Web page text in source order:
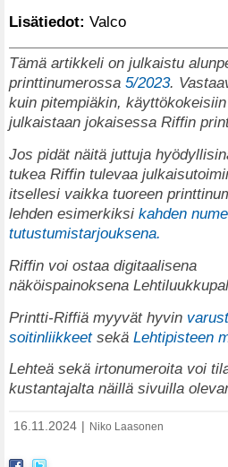
Lisätiedot: Valco
Tämä artikkeli on julkaistu
printtinumerossa 5/2023.
kuin pitempiäkin,
julkaistaan jokaisessa Riffin
Jos pidät näitä juttuja
tukea Riffin tulevaa
itsellesi vaikka tuoreen
lehden esimerkiksi kahden
tutustumistarjouksena.
Riffin voi ostaa digitaalisena
näköispainoksena
Printti-Riffiä myyvät hyvin
soitinliikkeet sekä Lehtipisteen
Lehteä sekä irtonumeroita voi
kustantajalta näillä sivuilla
16.11.2024 Niko Laasonen